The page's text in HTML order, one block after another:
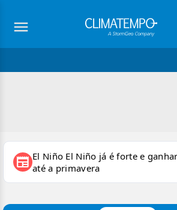
newspaper El Niño El Niño já é forte e
até a primavera